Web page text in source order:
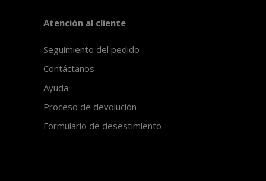
Atención al cliente
Seguimiento del pedido
Contáctanos
Ayuda
Proceso de devolución
Formulario de desestimiento